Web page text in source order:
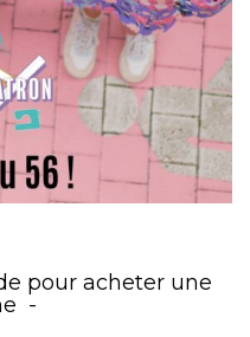
pour acheter une